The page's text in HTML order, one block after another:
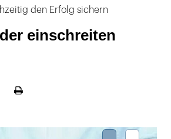
den Erfolg sichern
einschreiten
Seite